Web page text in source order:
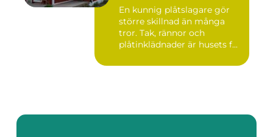
En kunnig plåtslagare gör
större skillnad än många
tror. Tak, rännor och
plåtinklädnader är husets f...